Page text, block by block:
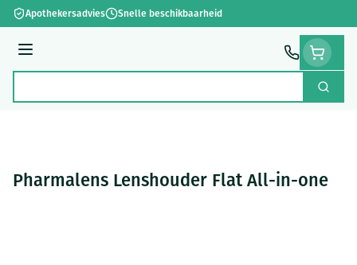
Ga naar de inhoud
Apothekersadvies Snelle beschikbaarheid
Menu
Zoek
Pharmalens Lenshouder Flat All-in-one